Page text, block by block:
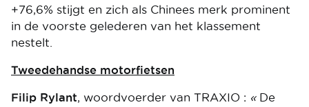
+76,6% stijgt en zich als Chinees merk prominent
in de voorste gelederen van het klassement
nestelt.
Tweedehandse motorfietsen
Filip Rylant, woordvoerder van TRAXIO : « De